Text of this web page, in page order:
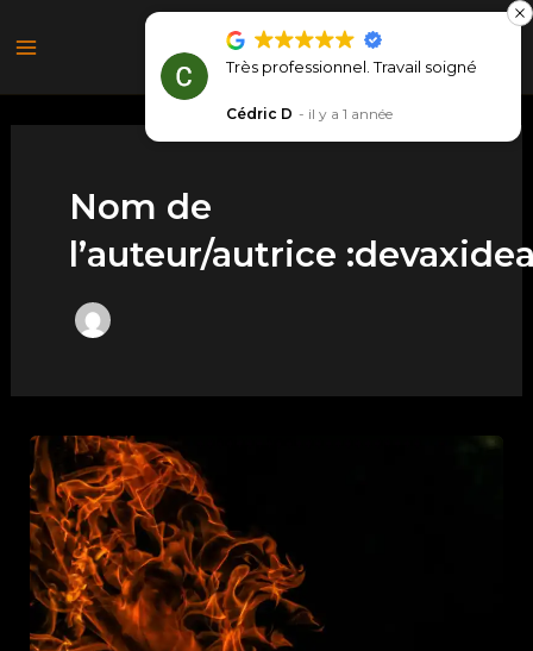
au
Nom de
l’auteur/autrice
Très professionnel. Travail soigné
Cédric D il y a 1 année